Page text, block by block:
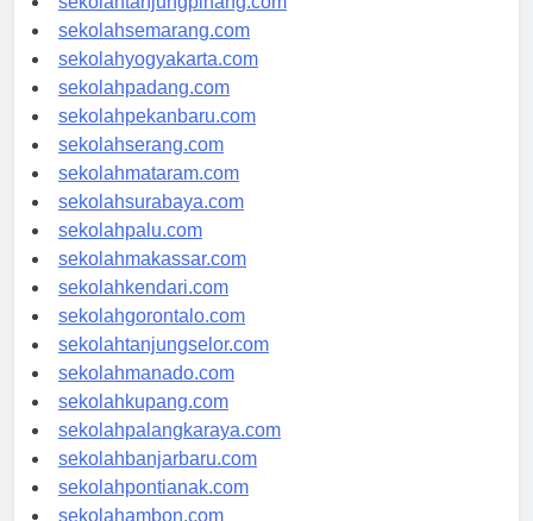
sekolahtanjungpinang.com
sekolahsemarang.com
sekolahyogyakarta.com
sekolahpadang.com
sekolahpekanbaru.com
sekolahserang.com
sekolahmataram.com
sekolahsurabaya.com
sekolahpalu.com
sekolahmakassar.com
sekolahkendari.com
sekolahgorontalo.com
sekolahtanjungselor.com
sekolahmanado.com
sekolahkupang.com
sekolahpalangkaraya.com
sekolahbanjarbaru.com
sekolahpontianak.com